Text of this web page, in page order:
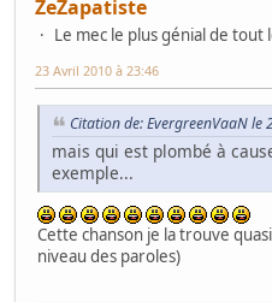
ZeZapatiste
Le mec le plus génial de
23 Avril 2010 à 23:46
Citation de: EvergreenVaaN le
mais qui est plombé à
exemple...
Cette chanson je la trouve
niveau des paroles)